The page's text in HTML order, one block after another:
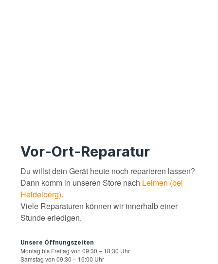
Vor-Ort-Reparatur
Du willst dein Gerät heute noch reparieren lassen?
Dann komm in unseren Store nach Leimen (bei
Heidelberg).
Viele Reparaturen können wir innerhalb einer
Stunde erledigen.
Unsere Öffnungszeiten
Montag bis Freitag von 09:30 – 18:30 Uhr
Samstag von 09:30 – 16:00 Uhr